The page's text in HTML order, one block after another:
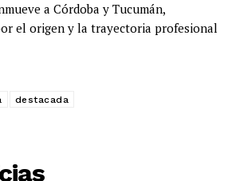
a Córdoba y Tucumán,
el origen y la trayectoria profesional
destacada